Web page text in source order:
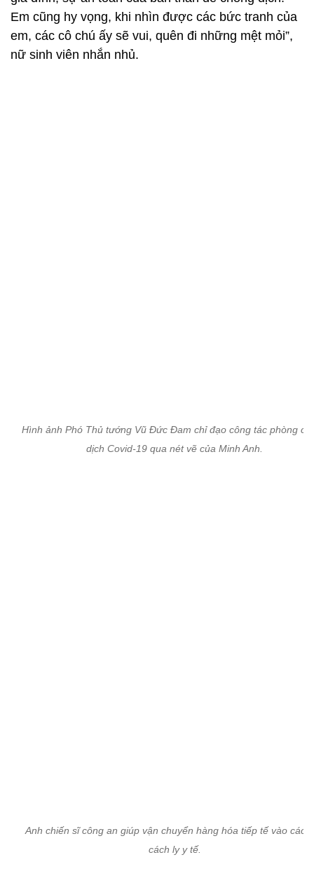
Em cũng hy vọng, khi nhìn được các bức tranh của
em, các cô chú ấy sẽ vui, quên đi những mệt mỏi”,
nữ sinh viên nhắn nhủ.
Hình ảnh Phó Thủ tướng Vũ Đức Đam chỉ đạo công tác phòng
dịch Covid-19 qua nét vẽ của Minh Anh.
Anh chiến sĩ công an giúp vận chuyển hàng hóa tiếp tế vào các
cách ly y tế.